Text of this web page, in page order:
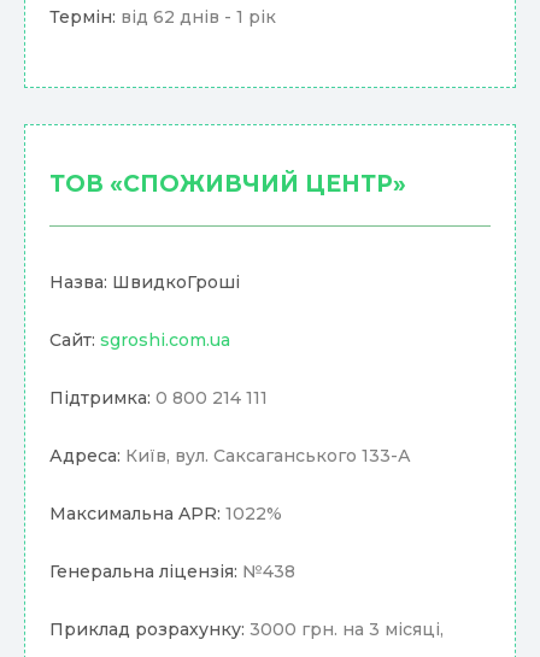
Термін: від 62 днів - 1 рік
ТОВ «СПОЖИВЧИЙ ЦЕНТР»
Назва: ШвидкоГроші
Сайт: sgroshi.com.ua
Підтримка: 0 800 214 111
Адреса: Київ, вул. Саксаганського 133-А
Максимальна APR: 1022%
Генеральна ліцензія: №438
Приклад розрахунку: 3000 грн. на 3 місяці,